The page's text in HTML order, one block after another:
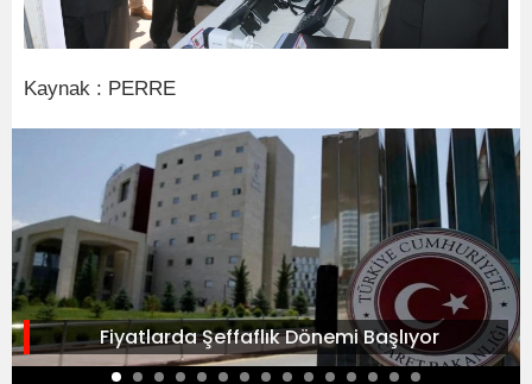
Kaynak : PERRE
Fiyatlarda Şeffaflık Dönemi Başlıyor